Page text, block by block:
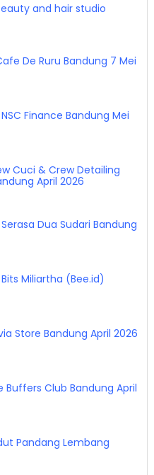
Turly Home Spa CV.
April 2026
and hair studio
De Ruru Bandung 7 Mei
Finance Bandung Mei
Cuci & Crew Detailing
April 2026
Dua Sudari Bandung
Miliartha (Bee.id)
Store Bandung April 2026
Club Bandung April